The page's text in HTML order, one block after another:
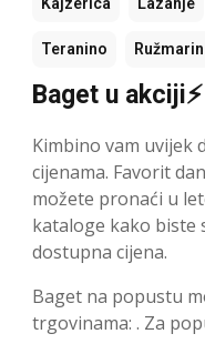
Teranino Ružmarin
Baget u akciji⚡
Kimbino vam uvijek
cijenama. Favorit
možete pronaći u
kataloge kako biste
dostupna cijena.
Baget na popustu
trgovinama: . Za